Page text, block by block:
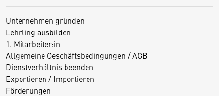
Unternehmen gründen
Lehrling ausbilden
1. Mitarbeiter:in
Allgemeine Geschäftsbedingungen / AGB
Dienstverhältnis beenden
Exportieren / Importieren
Förderungen